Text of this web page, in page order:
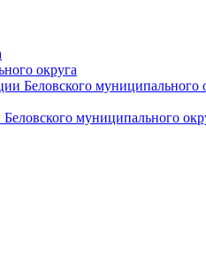
округа
Беловского муниципального
муниципального